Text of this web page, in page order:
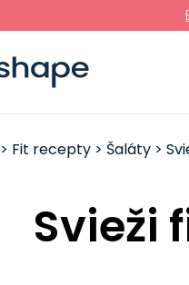
> Fit recepty > Šaláty >
Svieži